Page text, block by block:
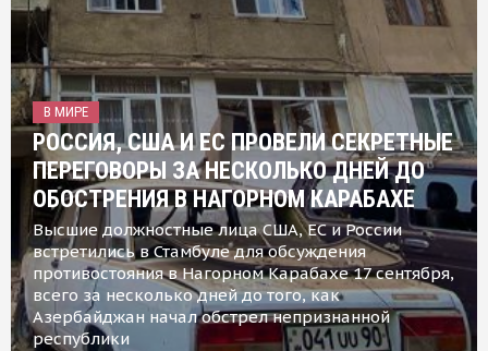
В МИРЕ
РОССИЯ, США И ЕС ПРОВЕЛИ СЕКРЕТНЫЕ
ПЕРЕГОВОРЫ ЗА НЕСКОЛЬКО ДНЕЙ ДО
ОБОСТРЕНИЯ В НАГОРНОМ КАРАБАХЕ
Высшие должностные лица США, ЕС и России
встретились в Стамбуле для обсуждения
противостояния в Нагорном Карабахе 17 сентября,
всего за несколько дней до того, как
Азербайджан начал обстрел непризнанной
республики